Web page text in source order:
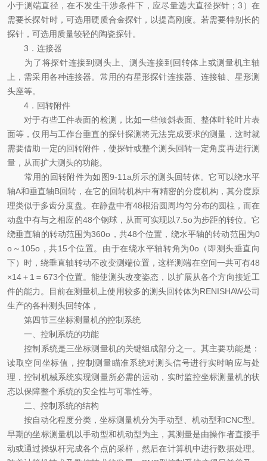
小于测端直径，在不发生干涉条件下，应尽量选大直径探针；3）在
需要长探针时，可选用硬质合金探针，以提高刚度。若需要特别长的
探针，可选用质量较轻的陶瓷探针。
3．连接器
为了将探针连接到测头上、测头连接到回转体上或测量机主轴
上，需采用各种连接器。常用的有星形探针连接器、连接轴、星形测
头座等。
4．回转附件
对于有些工件表面的检测，比如一些倾斜表面、整体叶轮叶片表
面等，仅用与工作台垂直的探针探测将无法完成要求的测量，这时就
需要借助一定的回转附件，使探针或整个测头回转一定角度再进行测
量，从而扩大测头的功能。
常用的回转附件为如图9-11a所示的测头回转体。它可以绕水平
轴A和垂直轴B回转，在它的回转机构中有精密的分度机构，其分度原
理类似于多齿分度盘。在静盘中有48根沿圆周均匀分布的圆柱，而在
动盘中有与之相应的48个钢球，从而可实现以7.5o为步距的转位。它
绕垂直轴的转动范围为360o，共48个位置，绕水平轴的转动范围为0
o～105o，共15个位置。由于在绕水平轴转角为0o（即测头垂直向
下）时，绕垂直轴转动不改变测端位置，这样测端在空间一共可有48
×14＋1＝673个位置。能使测头改变姿态，以扩展从各个方向接近工
件的能力。目前在测量机上使用较多的测头回转体为RENISHAW公司
生产的各种测头回转体，
第四节三坐标测量机的控制系统
一、控制系统的功能
控制系统是三坐标测量机的关键组成部分之一。其主要功能是：
读取空间坐标值，控制测量瞄准系统对测头信号进行实时响应与处
理，控制机械系统实现测量所必需的运动，实时监控坐标测量机的状
态以保障整个系统的安全性与可靠性等。
二、控制系统的结构
按自动化程度分类，坐标测量机分为手动型、机动型和CNC型。
早期的坐标测量机以手动型和机动型为主，其测量是由操作者直接手
动或通过操纵杆完成各个点的采样，然后在计算机中进行数据处理。